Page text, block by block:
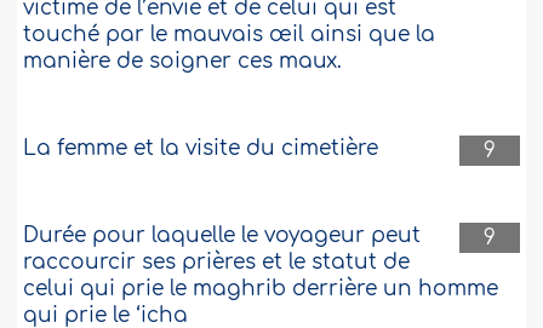
496282 23-7-2024
As salaamou alaykoum, Je souhaiterai
épouse sur la bouche et si cela entraîne
la rupture des ablutions selon les 4
écoles ? Wa baraka Llahou fikoum, wa
Ssalaamou alaykoum...
victime de l’envie et de celui qui est
touché par le mauvais œil ainsi que la
manière de soigner ces maux.
9
La femme et la visite du cimetière
9
Durée pour laquelle le voyageur peut
raccourcir ses prières et le statut de
celui qui prie le maghrib derrière un homme
qui prie le ‘icha